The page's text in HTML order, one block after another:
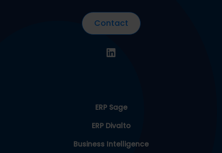
Contact
ERP Sage
ERP Divalto
Business Intelligence